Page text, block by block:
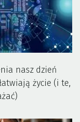
nasz dzień
życie (i te,